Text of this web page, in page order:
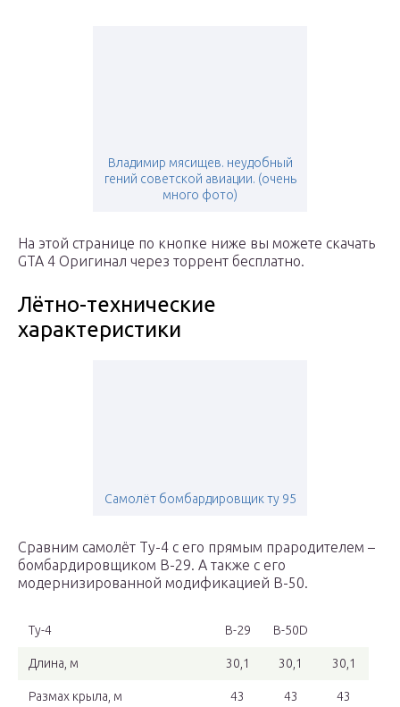
Владимир мясищев. неудобный
гений советской авиации. (очень
много фото)
На этой странице по кнопке ниже вы можете скачать
GTA 4 Оригинал через торрент бесплатно.
Лётно-технические
характеристики
Самолёт бомбардировщик ту 95
Сравним самолёт Ту-4 с его прямым прародителем –
бомбардировщиком B-29. А также с его
модернизированной модификацией B-50.
Ту-4 B-29 B-50D
Длина, м 30,1 30,1 30,1
Размах крыла, м 43 43 43